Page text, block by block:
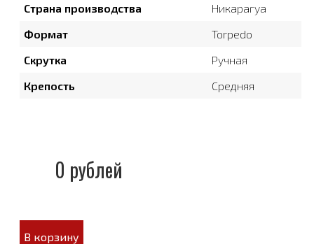
Страна производства
Никарагуа
Формат
Torpedo
Скрутка
Ручная
Крепость
Средняя
0 рублей
В корзину